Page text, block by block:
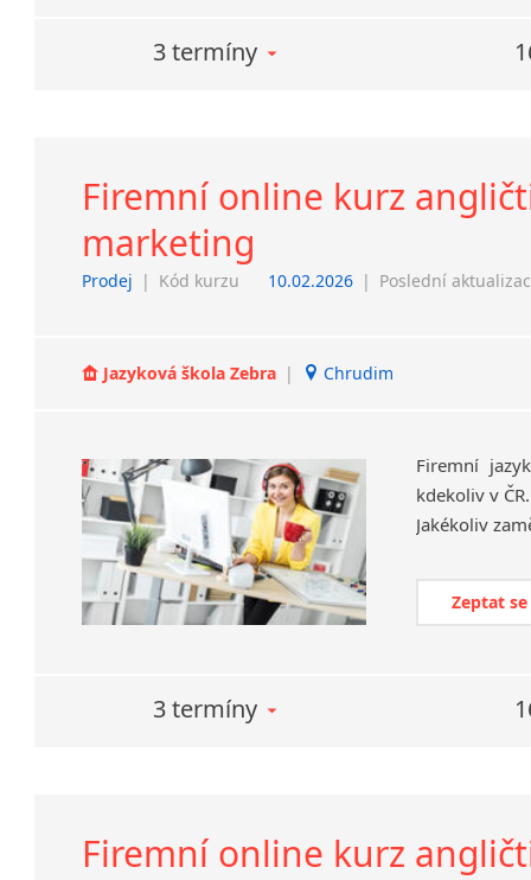
3 termíny
Firemní online kurz
marketing
Prodej | Kód kurzu 10.02.2026 | Poslední
Jazyková škola Zebra | Chrudim
Firemní
kdekoliv v
Zeptat
3 termíny
Firemní online kurz